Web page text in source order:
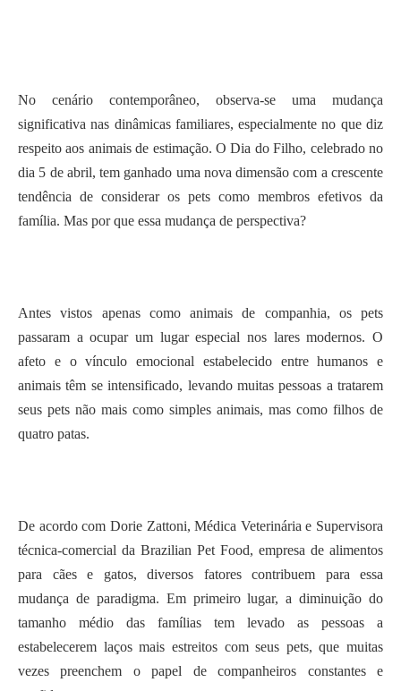
No cenário contemporâneo, observa-se uma mudança
significativa nas dinâmicas familiares, especialmente no que diz
respeito aos animais de estimação. O Dia do Filho, celebrado no
dia 5 de abril, tem ganhado uma nova dimensão com a crescente
tendência de considerar os pets como membros efetivos da
família. Mas por que essa mudança de perspectiva?
Antes vistos apenas como animais de companhia, os pets
passaram a ocupar um lugar especial nos lares modernos. O
afeto e o vínculo emocional estabelecido entre humanos e
animais têm se intensificado, levando muitas pessoas a tratarem
seus pets não mais como simples animais, mas como filhos de
quatro patas.
De acordo com Dorie Zattoni, Médica Veterinária e Supervisora
técnica-comercial da Brazilian Pet Food, empresa de alimentos
para cães e gatos, diversos fatores contribuem para essa
mudança de paradigma. Em primeiro lugar, a diminuição do
tamanho médio das famílias tem levado as pessoas a
estabelecerem laços mais estreitos com seus pets, que muitas
vezes preenchem o papel de companheiros constantes e